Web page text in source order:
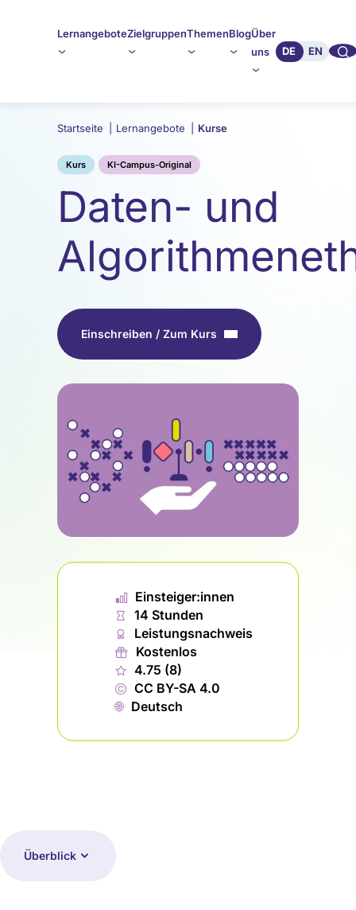
LernangeboteZielgruppenThemenBlogÜber
uns
DE EN 🔍︎︎
Startseite Lernangebote Kurse
Kurs KI-Campus-Original
Daten- und
Einschreiben / Zum Kurs
📊︎ Einsteiger:innen
⏱ 14 Stunden
🏅︎
Leistungsnachweis
🎁︎ Kostenlos
★ 4.75 (8)
© CC BY-SA 4.0
🌐︎ Deutsch
Überblick